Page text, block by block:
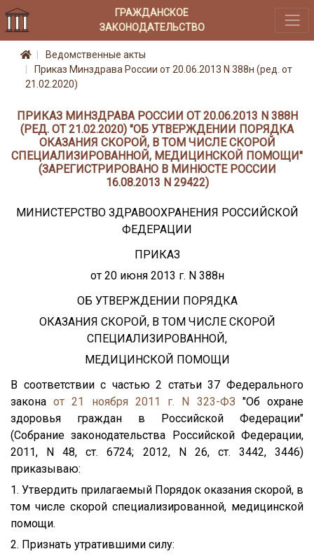
ГРАЖДАНСКОЕ
ЗАКОНОДАТЕЛЬСТВО
Ведомственные акты
Приказ Минздрава России от 20.06.2013 N 388н (ред. от
21.02.2020)
ПРИКАЗ МИНЗДРАВА РОССИИ ОТ 20.06.2013 N 388Н
(РЕД. ОТ 21.02.2020) "ОБ УТВЕРЖДЕНИИ ПОРЯДКА
ОКАЗАНИЯ СКОРОЙ, В ТОМ ЧИСЛЕ СКОРОЙ
СПЕЦИАЛИЗИРОВАННОЙ, МЕДИЦИНСКОЙ ПОМОЩИ"
(ЗАРЕГИСТРИРОВАНО В МИНЮСТЕ РОССИИ
16.08.2013 N 29422)
МИНИСТЕРСТВО ЗДРАВООХРАНЕНИЯ РОССИЙСКОЙ
ФЕДЕРАЦИИ
ПРИКАЗ
от 20 июня 2013 г. N 388н
ОБ УТВЕРЖДЕНИИ ПОРЯДКА
ОКАЗАНИЯ СКОРОЙ, В ТОМ ЧИСЛЕ СКОРОЙ
СПЕЦИАЛИЗИРОВАННОЙ,
МЕДИЦИНСКОЙ ПОМОЩИ
В соответствии с частью 2 статьи 37 Федерального
законаот 21 ноября 2011 г. N 323-ФЗ "Об охране
здоровья граждан в Российской Федерации"
(Собрание законодательства Российской Федерации,
2011, N 48, ст. 6724; 2012, N 26, ст. 3442, 3446)
приказываю:
1. Утвердить прилагаемый Порядок оказания скорой, в
том числе скорой специализированной, медицинской
помощи.
2. Признать утратившими силу: